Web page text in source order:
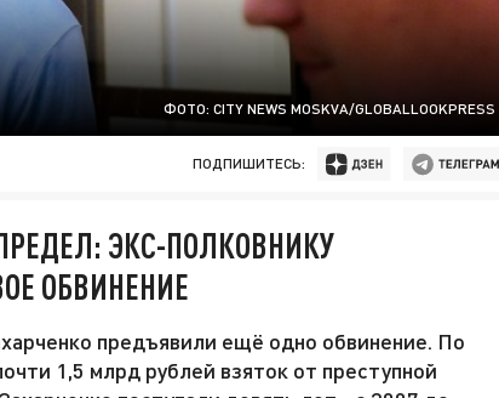
ФОТО: CITY NEWS MOSKVA/GLOBALLOOKPRESS
ПОДПИШИТЕСЬ:
ЭКС-ПОЛКОВНИКУ
ОБВИНЕНИЕ
предъявили ещё одно обвинение. По
1,5 млрд рублей взяток от преступной